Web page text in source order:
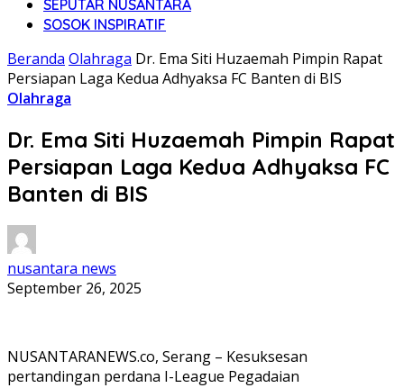
SEPUTAR NUSANTARA
SOSOK INSPIRATIF
Beranda Olahraga Dr. Ema Siti Huzaemah Pimpin Rapat
Persiapan Laga Kedua Adhyaksa FC Banten di BIS
Olahraga
Dr. Ema Siti Huzaemah Pimpin Rapat
Persiapan Laga Kedua Adhyaksa FC
Banten di BIS
nusantara news
September 26, 2025
NUSANTARANEWS.co, Serang – Kesuksesan
pertandingan perdana I-League Pegadaian